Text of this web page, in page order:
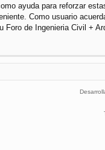
ayuda para reforzar
Como usuario
de Ingenieria Civil +